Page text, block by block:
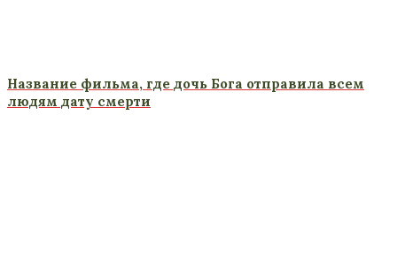
Название фильма, где дочь Бога отправила всем
людям дату смерти